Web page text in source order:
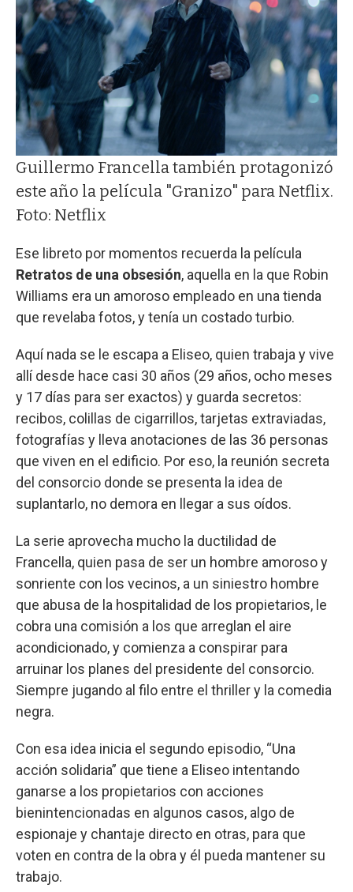
Guillermo Francella también protagonizó
este año la película "Granizo" para Netflix.
Foto: Netflix
Ese libreto por momentos recuerda la película
Retratos de una obsesión, aquella en la que Robin
Williams era un amoroso empleado en una tienda
que revelaba fotos, y tenía un costado turbio.
Aquí nada se le escapa a Eliseo, quien trabaja y vive
allí desde hace casi 30 años (29 años, ocho meses
y 17 días para ser exactos) y guarda secretos:
recibos, colillas de cigarrillos, tarjetas extraviadas,
fotografías y lleva anotaciones de las 36 personas
que viven en el edificio. Por eso, la reunión secreta
del consorcio donde se presenta la idea de
suplantarlo, no demora en llegar a sus oídos.
La serie aprovecha mucho la ductilidad de
Francella, quien pasa de ser un hombre amoroso y
sonriente con los vecinos, a un siniestro hombre
que abusa de la hospitalidad de los propietarios, le
cobra una comisión a los que arreglan el aire
acondicionado, y comienza a conspirar para
arruinar los planes del presidente del consorcio.
Siempre jugando al filo entre el thriller y la comedia
negra.
Con esa idea inicia el segundo episodio, “Una
acción solidaria” que tiene a Eliseo intentando
ganarse a los propietarios con acciones
bienintencionadas en algunos casos, algo de
espionaje y chantaje directo en otras, para que
voten en contra de la obra y él pueda mantener su
trabajo.